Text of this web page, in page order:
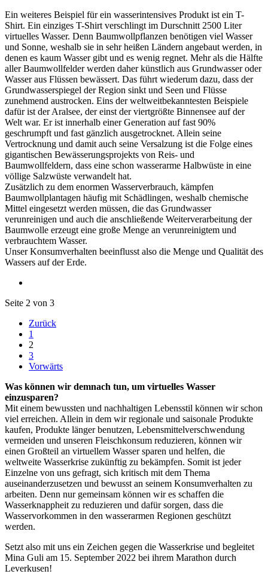
Ein weiteres Beispiel für ein wasserintensives Produkt ist ein T-
Shirt. Ein einziges T-Shirt verschlingt im Durschnitt 2500 Liter
virtuelles Wasser. Denn Baumwollpflanzen benötigen viel Wasser
und Sonne, weshalb sie in sehr heißen Ländern angebaut werden, in
denen es kaum Wasser gibt und es wenig regnet. Mehr als die Hälfte
aller Baumwollfelder werden daher künstlich aus Grundwasser oder
Wasser aus Flüssen bewässert. Das führt wiederum dazu, dass der
Grundwasserspiegel der Region sinkt und Seen und Flüsse
zunehmend austrocken. Eins der weltweitbekanntesten Beispiele
dafür ist der Aralsee, der einst der viertgrößte Binnensee auf der
Welt war. Er ist innerhalb einer Generation auf fast 90%
geschrumpft und fast gänzlich ausgetrocknet. Allein seine
Vertrocknung und damit auch seine Versalzung ist die Folge eines
gigantischen Bewässerungsprojekts von Reis- und
Baumwollfeldern, dass eine schon wasserarme Halbwüste in eine
völlige Salzwüste verwandelt hat.
Zusätzlich zu dem enormen Wasserverbrauch, kämpfen
Baumwollplantagen häufig mit Schädlingen, weshalb chemische
Mittel eingesetzt werden müssen, die das Grundwasser
verunreinigen und auch die anschließende Weiterverarbeitung der
Baumwolle erzeugt eine große Menge an verunreinigtem und
verbrauchtem Wasser.
Unser Konsumverhalten beeinflusst also die Menge und Qualität des
Wassers auf der Erde.
Seite 2 von 3
Zurück
1
2
3
Vorwärts
Was können wir demnach tun, um virtuelles Wasser
einzusparen?
Mit einem bewussten und nachhaltigen Lebensstil können wir schon
viel erreichen. Allein in dem wir regionale und saisonale Produkte
kaufen, Produkte länger benutzen, Lebensmittelverschwendung
vermeiden und unseren Fleischkonsum reduzieren, können wir
einen Großteil an virtuellem Wasser sparen und helfen, die
weltweite Wasserkrise zukünftig zu bekämpfen. Somit ist jeder
Einzelne von uns gefragt, sich kritisch mit dem Thema
auseinanderzusetzen und bewusst an seinem Konsumverhalten zu
arbeiten. Denn nur gemeinsam können wir es schaffen die
Wasserknappheit zu reduzieren und dafür sorgen, dass die
Wasservorkommen in den wasserarmen Regionen geschützt
werden.
Setzt also mit uns ein Zeichen gegen die Wasserkrise und begleitet
Mina Guli am 15. September 2022 bei ihrem Marathon durch
Leverkusen!